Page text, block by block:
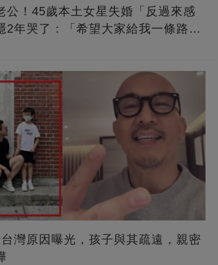
公！45歲本土女星失婚「反過來感
年哭了：「希望大家給我一條路
灣原因曝光，孩子與其疏遠，親密